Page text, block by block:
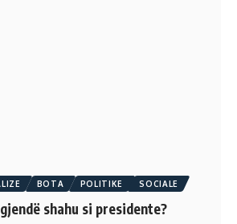
BOTA POLITIKE SOCIALE
shahu si presidente?